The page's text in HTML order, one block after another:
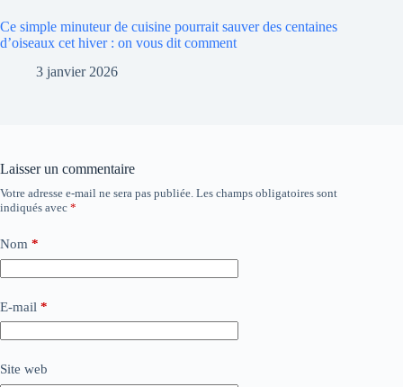
Ce simple minuteur de cuisine pourrait sauver des centaines
d’oiseaux cet hiver : on vous dit comment
3 janvier 2026
Laisser un commentaire
Votre adresse e-mail ne sera pas publiée. Les champs obligatoires sont
indiqués avec *
Nom *
E-mail *
Site web